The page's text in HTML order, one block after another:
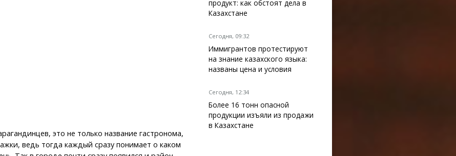
это не только название гастронома,
ведь тогда каждый сразу понимает о каком
продукт: как обстоят дела в
Казахстане
Сегодня, 09:32
Иммигрантов протестируют
на знание казахского языка:
названы цена и условия
Сегодня, 12:34
Более 16 тонн опасной
продукции изъяли из продажи
в Казахстане